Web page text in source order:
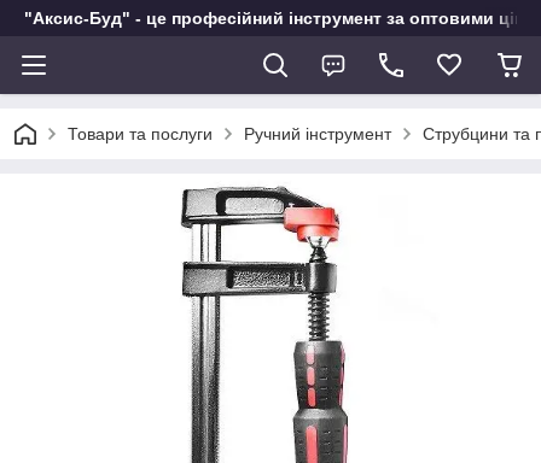
"Аксис-Буд" - це професійний інструмент за оптовими
Товари та послуги Ручний інструмент Струбцини та